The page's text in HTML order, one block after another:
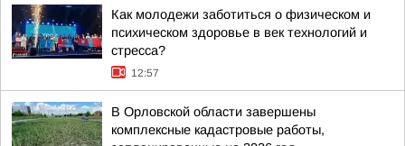
Как молодежи заботиться о физическом и
психическом здоровье в век технологий и
стресса?
12:57
В Орловской области завершены
комплексные кадастровые работы,